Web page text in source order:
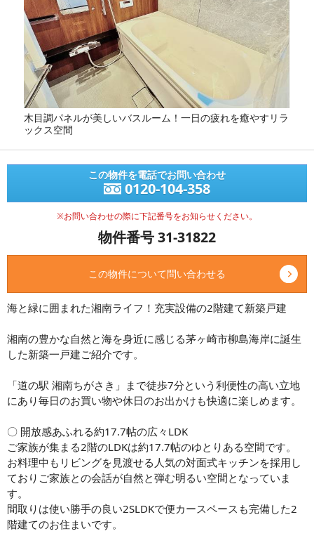
木目調パネルが美しいバスルーム！一日の疲れを癒やすリラ
ックス空間
この物件を電話でお問い合わせ
0120-104-358
※お問い合わせの際に下記番号をお知らせください。
物件番号 31-31822
この物件について問い合わせる
海と緑に囲まれた湘南ライフ！充実設備の2階建て新築戸建
湘南の豊かな自然と海を身近に感じる茅ヶ崎市柳島海岸に誕生
した新築一戸建ご紹介です。
「道の駅 湘南ちがさき」まで徒歩7分という利便性の高い立地
にあり毎日のお買い物や休日のお出かけも快適に楽しめます。
〇 開放感あふれる約17.7帖の広々LDK
ご家族が集まる2階のLDKは約17.7帖のゆとりある空間です。
お料理中もリビングを見渡せる人気の対面式キッチンを採用し
ておりご家族との会話が自然と弾む明るい空間となっていま
す。
間取りは使い勝手の良い2SLDKで便カースペースも完備した2
階建てのお住まいです。